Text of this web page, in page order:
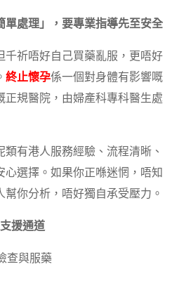
單處理」，要專業指導先至安全
千祈唔好自己買藥亂服，更唔好
終止懷孕係一個對身體有影響嘅
正規醫院，由婦產科專科醫生處
有港人服務經驗、流程清晰、
選擇。如果你正喺迷惘，唔知
你分析，唔好獨自承受壓力。
援通道
查與服藥